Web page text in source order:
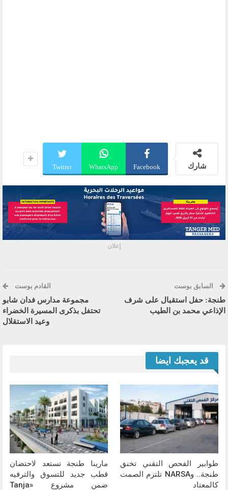
شارك Facebook
WhatsApp
Twitter
إعلان
السابق بوست
طنجة: حفل استقبال على شرف
الإذاعي محمد بن الطيب
القادم بوست
مجموعة مدارس فدان شابو
تحتفل بذكرى المسيرة الخضراء
وعيد الاستقلال
قد يعجبك ايضا
طوابير الفحص التقني تخنق
طنجة.. وNARSA تلتزم الصمت
كالمعتاد
مارينا طنجة تستعد لاحتضان
قطب جديد للتسوق والترفيه
ضمن مشروع «Tanja